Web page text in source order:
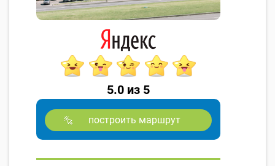
5.0 из 5
построить маршрут